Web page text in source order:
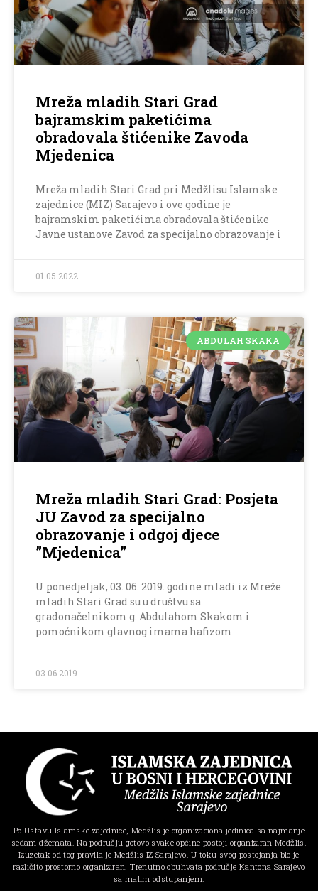
Mreža mladih Stari Grad
bajramskim paketićima
obradovala štićenike Zavoda
Mjedenica
Mreža mladih Stari Grad pri Medžlisu Islamske
zajednice (MIZ) Sarajevo i ove godine je
bajramskim paketićima obradovala štićenike
Javne ustanove Zavod za specijalno obrazovanje i
01.05.2022
ABDULAH SKAKA
Mreža mladih Stari Grad: Posjeta
JU Zavod za specijalno
obrazovanje i odgoj djece
”Mjedenica”
U ponedjeljak, 03. 06. 2019. godine mladi iz Mreže
mladih Stari Grad su u društvu sa
gradonačelnikom g. Abdulahom Skakom i
pomoćnikom glavnog imama hafizom
03.06.2019
Po Ustavu Islamske zajednice, Medžlis je organizaciona jedinica sa najmanje
sedam džemata. Na području gotovo svake općine postoji organiziran Medžlis.
Izuzetak od tog pravila je Medžlis IZ Sarajevo. U toku svog postojanja bio je
različito prostorno organiziran. Trenutno obuhvata područje Kantona Sarajevo
sa malim odstupanjem.